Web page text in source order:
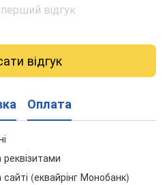
відгук
відгук
Оплата
реквізитами
(еквайрінг Монобанк)